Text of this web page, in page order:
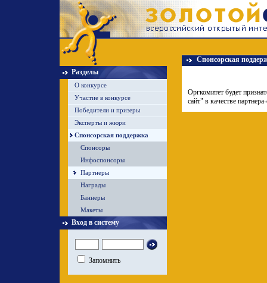
Разделы
О конкурсе
Участие в конкурсе
Победители и призеры
Эксперты и жюри
Спонсорская поддержка
Спонсоры
Инфоспонсоры
Партнеры
Награды
Баннеры
Макеты
Вход в систему
Запомнить
Спонсорская
Оргкомитет будет
сайт" в качестве